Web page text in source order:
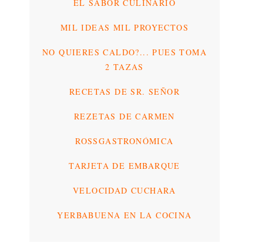
EL SABOR CULINARIO
MIL IDEAS MIL PROYECTOS
NO QUIERES CALDO?... PUES TOMA
2 TAZAS
RECETAS DE SR. SEÑOR
REZETAS DE CARMEN
ROSSGASTRONÓMICA
TARJETA DE EMBARQUE
VELOCIDAD CUCHARA
YERBABUENA EN LA COCINA